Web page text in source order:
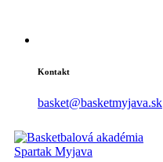
Kontakt
basket@basketmyjava.sk